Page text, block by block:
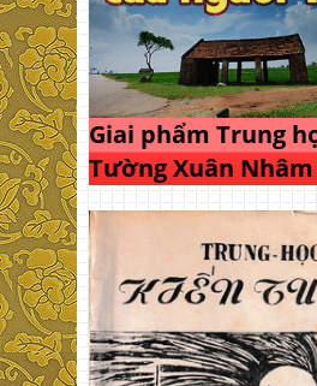
Giai phẩm Trung
Tường Xuân Nhâm